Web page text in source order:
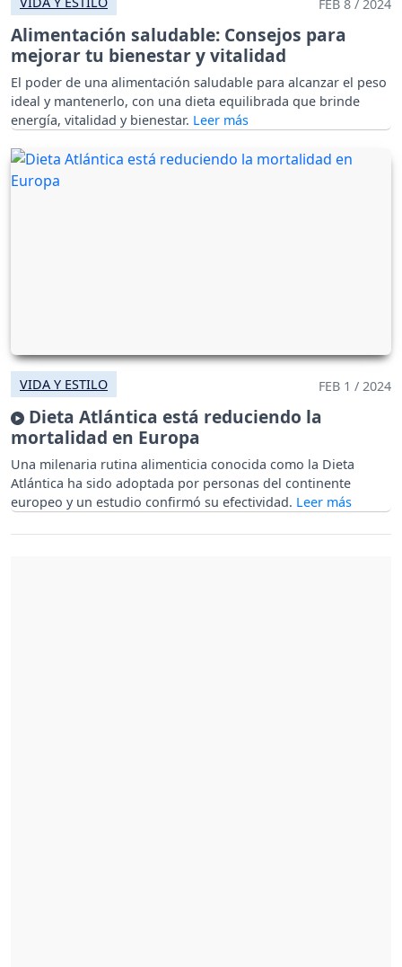
FEB 8 / 2024
Alimentación saludable: Consejos para
mejorar tu bienestar y vitalidad
El poder de una alimentación saludable para alcanzar el peso
ideal y mantenerlo, con una dieta equilibrada que brinde
energía, vitalidad y bienestar.
VIDA Y ESTILO FEB 1 / 2024
Dieta Atlántica está reduciendo la
mortalidad en Europa
Una milenaria rutina alimenticia conocida como la Dieta
Atlántica ha sido adoptada por personas del continente
europeo y un estudio confirmó su efectividad.